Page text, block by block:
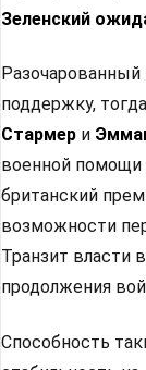
Зеленский
Разочарованный
поддержку,
Стармер и
военной помощи
британский
возможности
Транзит власти
продолжения
Способность